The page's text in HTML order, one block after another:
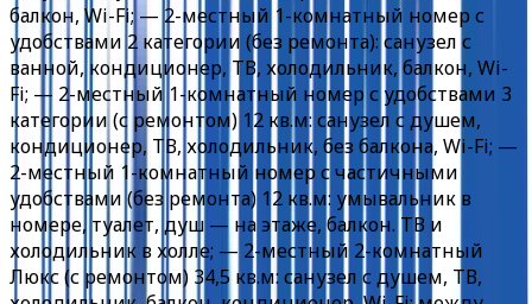
балкон, Wi-Fi; — 2-местный 1-комнатный номер с
удобствами 2 категории (без ремонта): санузел с
ванной, кондиционер, ТВ, холодильник, балкон, Wi-
Fi; — 2-местный 1-комнатный номер с удобствами 3
категории (с ремонтом) 12 кв.м: санузел с душем,
кондиционер, ТВ, холодильник, без балкона, Wi-Fi; —
2-местный 1-комнатный номер с частичными
удобствами (без ремонта) 12 кв.м: умывальник в
номере, туалет, душ — на этаже, балкон. ТВ и
холодильник в холле; — 2-местный 2-комнатный
Люкс (с ремонтом) 34,5 кв.м: санузел с душем, ТВ,